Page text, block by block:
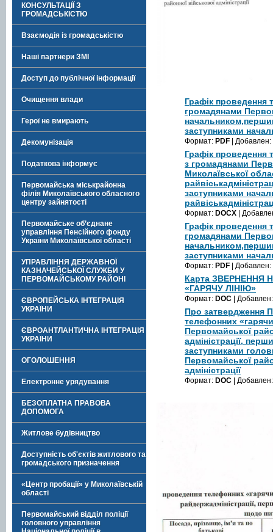
КОНСУЛЬТАЦІЇ З
ГРОМАДСЬКІСТЮ
Взаємодія із громадськістю
Наші партнери ЗМІ
Доступ до публічної інформації
Очищення влади
Герої не вмирають
Декомунізація
Податкова інформує
Первомайська міськрайонна
філія Миколаївського обласного
центру зайнятості
Первомайське об’єднане
управління Пенсійного фонду
України Миколаївської області
УПРАВЛІННЯ ДЕРЖАВНОЇ
КАЗНАЧЕЙСЬКОЇ СЛУЖБИ У
ПЕРВОМАЙСЬКОМУ РАЙОНІ
ЄВРОПЕЙСЬКА ІНТЕГРАЦІЯ
УКРАЇНИ
ЄВРОАНТЛАНТИЧНА ІНТЕГРАЦІЯ
УКРАЇНИ
ОГОЛОШЕННЯ
Електронне урядування
БЕЗОПЛАТНА ПРАВОВА
ДОПОМОГА
Житлове будівництво
Доступність об'єктів житлового та
громадського призначення
«Центр пробації» у Миколаївській
області
Первомайський відділ поліції
головного управління
Графік проведення
громадянами
заступниками
Формат: PDF | Добавлен:
Графік проведення
з громадянами
Миколаївської
заступниками
Формат: DOCX |
Графік проведення
громадянами
заступниками
Формат: PDF | Добавлен:
Карта ЗВЕРНЕННЯ
«ГАРЯЧУ ЛІНІЮ»
Формат: DOC |
Про затвердження
телефонних
Первомайської
адміністрації,
заступниками
Первомайської
адміністрації
Формат: DOC |